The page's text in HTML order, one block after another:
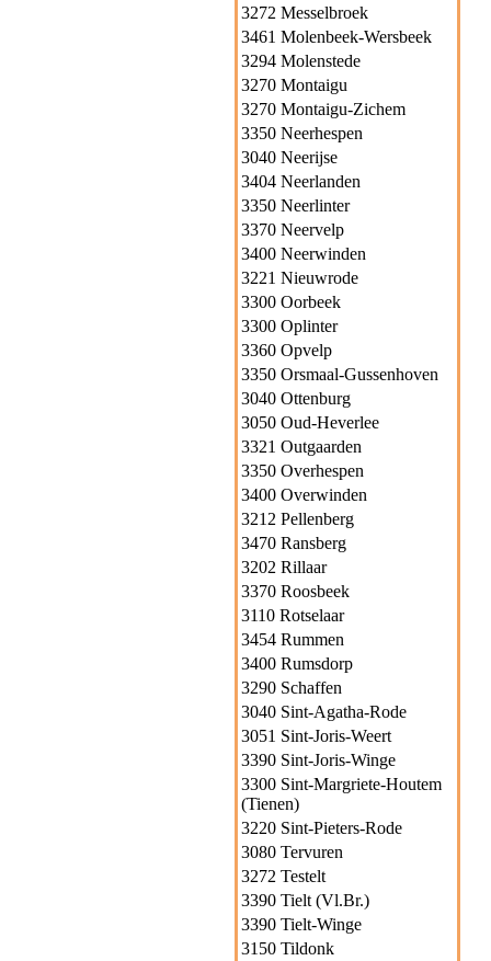
3272 Messelbroek
3461 Molenbeek-Wersbeek
3294 Molenstede
3270 Montaigu
3270 Montaigu-Zichem
3350 Neerhespen
3040 Neerijse
3404 Neerlanden
3350 Neerlinter
3370 Neervelp
3400 Neerwinden
3221 Nieuwrode
3300 Oorbeek
3300 Oplinter
3360 Opvelp
3350 Orsmaal-Gussenhoven
3040 Ottenburg
3050 Oud-Heverlee
3321 Outgaarden
3350 Overhespen
3400 Overwinden
3212 Pellenberg
3470 Ransberg
3202 Rillaar
3370 Roosbeek
3110 Rotselaar
3454 Rummen
3400 Rumsdorp
3290 Schaffen
3040 Sint-Agatha-Rode
3051 Sint-Joris-Weert
3390 Sint-Joris-Winge
3300 Sint-Margriete-Houtem
(Tienen)
3220 Sint-Pieters-Rode
3080 Tervuren
3272 Testelt
3390 Tielt (Vl.Br.)
3390 Tielt-Winge
3150 Tildonk